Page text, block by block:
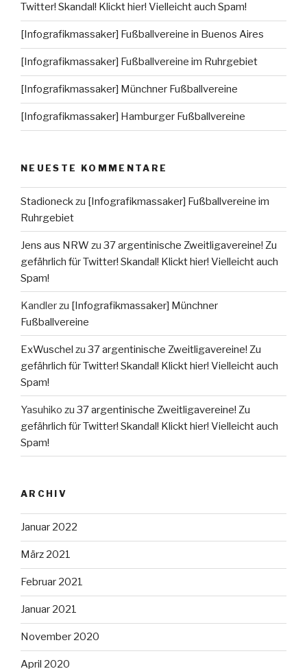
Twitter! Skandal! Klickt hier! Vielleicht auch Spam!
[Infografikmassaker] Fußballvereine in Buenos Aires
[Infografikmassaker] Fußballvereine im Ruhrgebiet
[Infografikmassaker] Münchner Fußballvereine
[Infografikmassaker] Hamburger Fußballvereine
NEUESTE KOMMENTARE
Stadioneck zu [Infografikmassaker] Fußballvereine im
Ruhrgebiet
Jens aus NRW zu 37 argentinische Zweitligavereine! Zu
gefährlich für Twitter! Skandal! Klickt hier! Vielleicht auch
Spam!
Kandlerzu [Infografikmassaker] Münchner
Fußballvereine
ExWuschel zu 37 argentinische Zweitligavereine! Zu
gefährlich für Twitter! Skandal! Klickt hier! Vielleicht auch
Spam!
Yasuhiko zu 37 argentinische Zweitligavereine! Zu
gefährlich für Twitter! Skandal! Klickt hier! Vielleicht auch
Spam!
ARCHIV
Januar 2022
März 2021
Februar 2021
Januar 2021
November 2020
April 2020